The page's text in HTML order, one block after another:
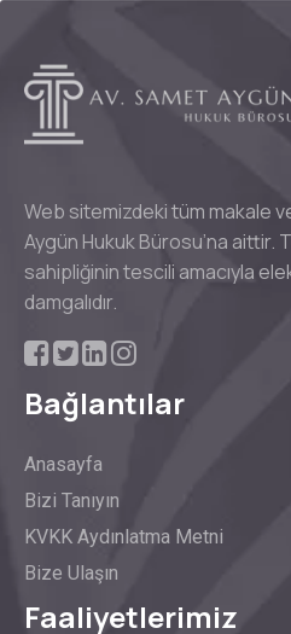
Web sitemizdeki tüm makale
Aygün Hukuk Bürosu’na aittir.
sahipliğinin tescili amacıyla
damgalıdır.
Bağlantılar
Anasayfa
Bizi Tanıyın
KVKK Aydınlatma Metni
Bize Ulaşın
Faaliyetlerimiz